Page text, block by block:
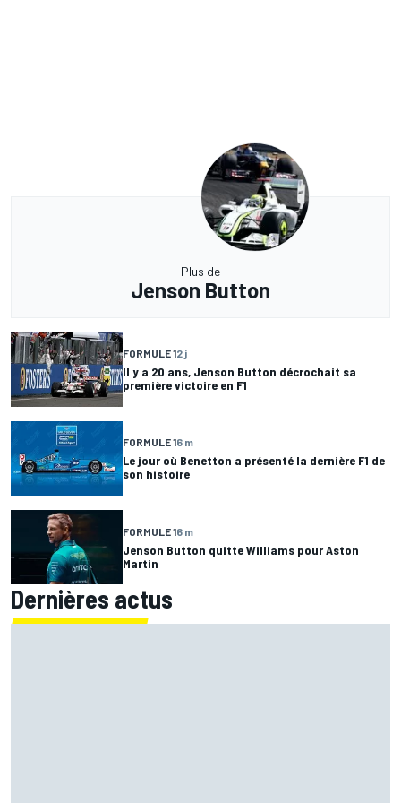
Plus de
Jenson Button
FORMULE 12 j
Il y a 20 ans, Jenson Button décrochait sa
première victoire en F1
FORMULE 16 m
Le jour où Benetton a présenté la dernière F1 de
son histoire
FORMULE 16 m
Jenson Button quitte Williams pour Aston
Martin
Dernières actus